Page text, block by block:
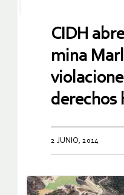
CIDH
mina
derechos
2 JUNIO, 2014